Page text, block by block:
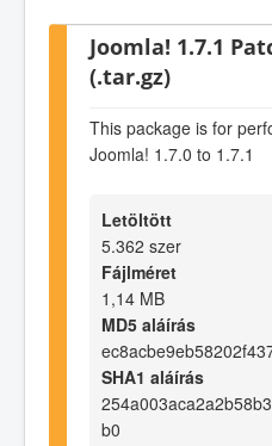
Joomla! 1.7.1
(.tar.gz)
This package is for
Joomla! 1.7.0 to 1.7.1
Letöltött
5.362 szer
Fájlméret
1,14 MB
MD5 aláírás
SHA1 aláírás
b0